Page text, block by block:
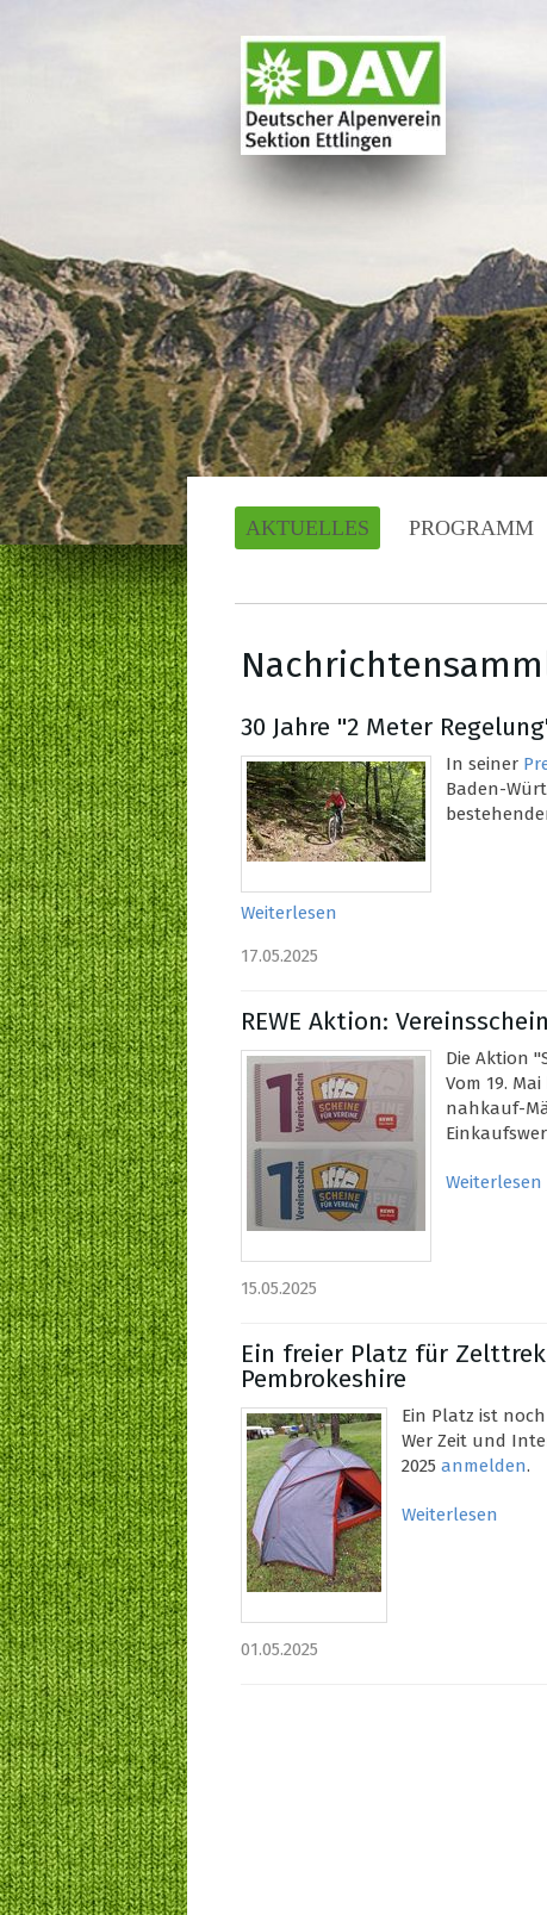
AKTUELLES PROGRAMM
30 Jahre "2 Meter
In seiner
Baden-
Weiterlesen
17.05.2025
REWE Aktion:
Die Aktion
Vom 19.
nahkauf-
Weiterlesen
15.05.2025
Ein freier Platz für
Pembrokeshire
Ein Platz ist
Wer Zeit und
2025 anmelden.
Weiterlesen
01.05.2025